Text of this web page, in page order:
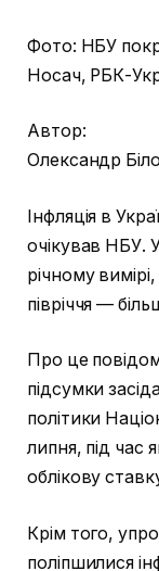
Фото: НБУ
Носач, РБК-
Автор:
Олександр
Інфляція в
очікував НБУ.
річному
півріччя —
Про це
підсумки
політики
липня, під час
облікову
Крім того,
поліпшилися